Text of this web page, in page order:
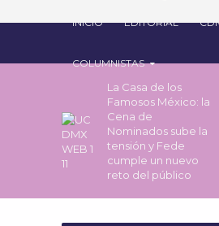
INICIO EDITORIAL
COLUMNISTAS
La Casa de los
Famosos México: la
Cena de
Nominados sube la
tensión y Fede
cumple un nuevo
reto del público